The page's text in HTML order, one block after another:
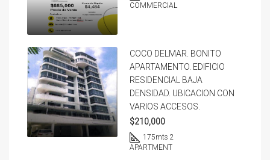
COMMERCIAL
COCO DELMAR. BONITO
APARTAMENTO. EDIFICIO
RESIDENCIAL BAJA
DENSIDAD. UBICACION CON
VARIOS ACCESOS.
$210,000
175mts 2
APARTMENT